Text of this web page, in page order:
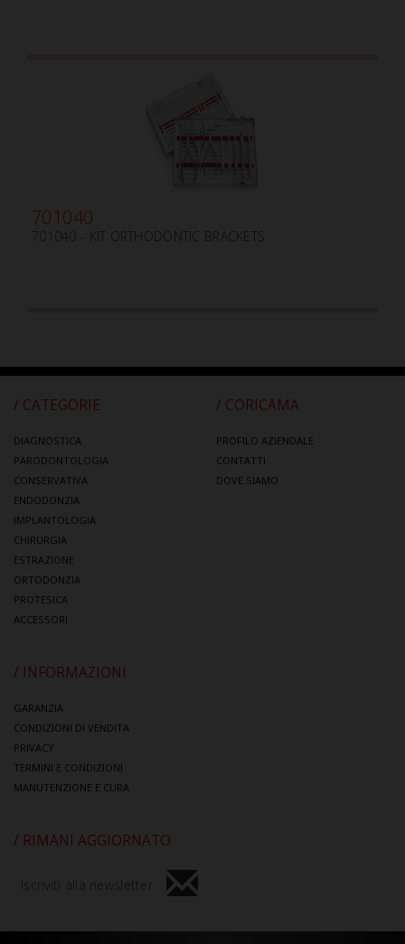
701040
701040 - KIT ORTHODONTIC BRACKETS
/ CATEGORIE
DIAGNOSTICA
PARODONTOLOGIA
CONSERVATIVA
ENDODONZIA
IMPLANTOLOGIA
CHIRURGIA
ESTRAZIONE
ORTODONZIA
PROTESICA
ACCESSORI
/ CORICAMA
PROFILO AZIENDALE
CONTATTI
DOVE SIAMO
/ INFORMAZIONI
GARANZIA
CONDIZIONI DI VENDITA
PRIVACY
TERMINI E CONDIZIONI
MANUTENZIONE E CURA
/ RIMANI AGGIORNATO
Iscriviti alla newsletter